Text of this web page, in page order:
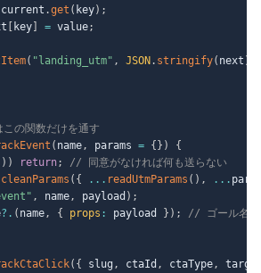
current .get ( key) ;
key = value;
( "landing_utm" , JSON . stringify( next )
の関数だけを通す
( name, params = { } )
{
) ) return;
// 同意がなければ何も送らない
cleanParams ( { ... readUtmParams ( ) , ...
, name, payload ) ;
?. ( name, { props : payload } ) ;
// ゴール名は
( { slug , ctaId , ctaType,